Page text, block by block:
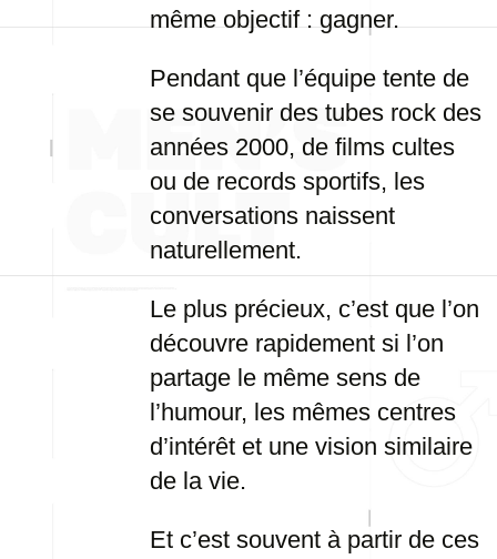
même objectif : gagner.
Pendant que l’équipe tente de
se souvenir des tubes rock des
années 2000, de films cultes
ou de records sportifs, les
conversations naissent
naturellement.
Le plus précieux, c’est que l’on
découvre rapidement si l’on
partage le même sens de
l’humour, les mêmes centres
d’intérêt et une vision similaire
de la vie.
Et c’est souvent à partir de ces